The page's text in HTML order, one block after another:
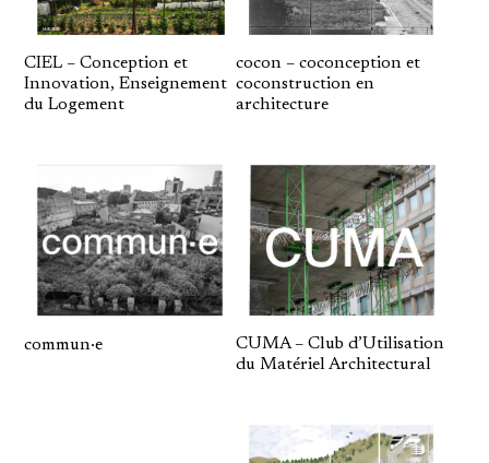
CIEL – Conception et
Innovation, Enseignement
du Logement
cocon – coconception et
coconstruction en
architecture
commun·e
CUMA – Club d’Utilisation
du Matériel Architectural